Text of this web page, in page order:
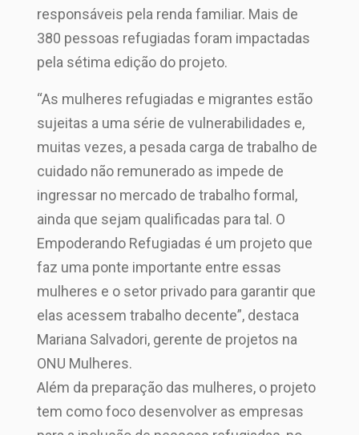
responsáveis pela renda familiar. Mais de
380 pessoas refugiadas foram impactadas
pela sétima edição do projeto.
“As mulheres refugiadas e migrantes estão
sujeitas a uma série de vulnerabilidades e,
muitas vezes, a pesada carga de trabalho de
cuidado não remunerado as impede de
ingressar no mercado de trabalho formal,
ainda que sejam qualificadas para tal. O
Empoderando Refugiadas é um projeto que
faz uma ponte importante entre essas
mulheres e o setor privado para garantir que
elas acessem trabalho decente”, destaca
Mariana Salvadori, gerente de projetos na
ONU Mulheres.
Além da preparação das mulheres, o projeto
tem como foco desenvolver as empresas